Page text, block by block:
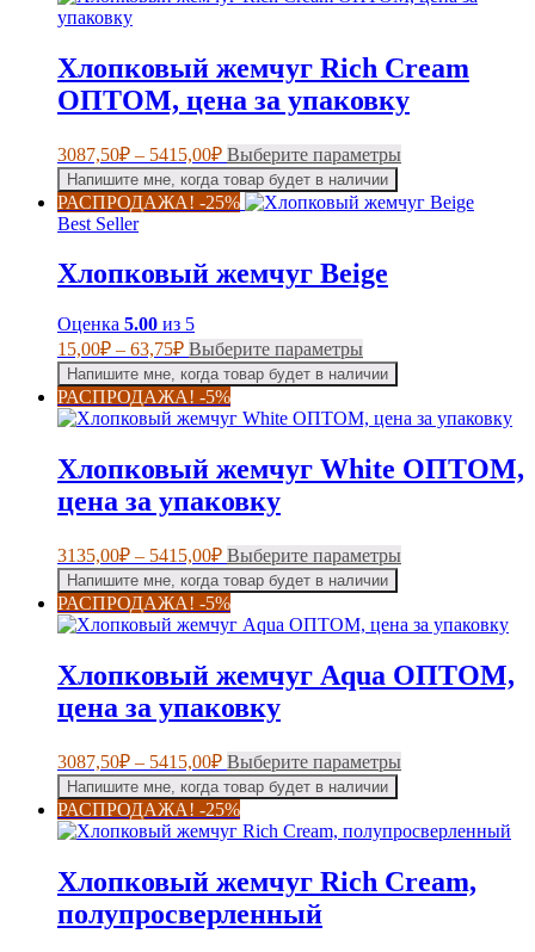
вариаций.
выбрать
на
странице
Хлопковый жемчуг Rich Cream
ОПТОМ, цена за упаковку
3087,50₽ – 5415,00₽Диапазон
цен:
3087,50₽
–
Выберите параметрыЭтот
имеет
несколько
Напишите мне, когда товар будет в наличии
РАСПРОДАЖА! -25%
Best Seller
Хлопковый жемчуг Beige
Оценка 5.00 из 5
15,00₽ – 63,75₽Диапазон
цен:
15,00₽
–
Выберите параметрыЭтот
товар
имеет
несколько
вариаций.
можно
товара.
Напишите мне, когда товар будет в наличии
РАСПРОДАЖА! -5%
Хлопковый жемчуг White ОПТОМ,
цена за упаковку
3135,00₽ – 5415,00₽Диапазон
цен:
3135,00₽
–
Выберите параметрыЭтот
вариаций.
можно
товара.
Напишите мне, когда товар будет в наличии
РАСПРОДАЖА! -5%
Хлопковый жемчуг Aqua ОПТОМ,
цена за упаковку
3087,50₽ – 5415,00₽Диапазон
цен:
3087,50₽
–
Выберите параметрыЭтот
вариаций.
можно
Напишите мне, когда товар будет в наличии
РАСПРОДАЖА! -25%
Хлопковый жемчуг Rich Cream,
полупросверленный